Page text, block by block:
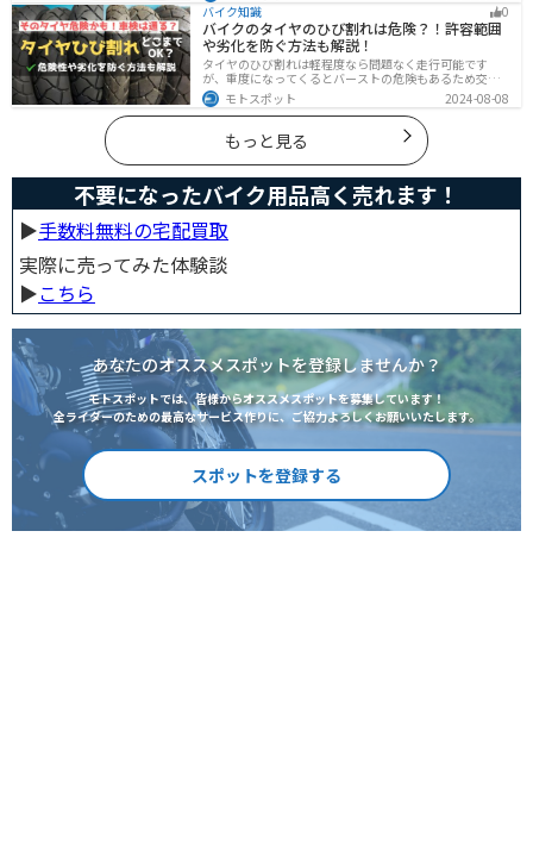
うじゃない時もかっこよくキメたい人にオススメです。
バイク知識
0
バイクのタイヤのひび割れは危険？！許容範囲
や劣化を防ぐ方法も解説！
タイヤのひび割れは軽程度なら問題なく走行可能です
が、重度になってくるとバーストの危険もあるため交換
が必要です。どの程度なら大丈夫なのか、タイヤのひび
割れを防ぐ方法などまとめました。快適安全にバイクに
乗るためにもしっかりとチェックしておきましょう。
モトスポット 2024-08-08
もっと見る
不要になったバイク用品高く売れます！
▶︎手数料無料の宅配買取
実際に売ってみた体験談
▶︎こちら
あなたのオススメスポットを登録しませんか？
モトスポットでは、皆様からオススメスポットを募集しています！
全ライダーのための最高なサービス作りに、ご協力よろしくお願いいたします。
スポットを登録する